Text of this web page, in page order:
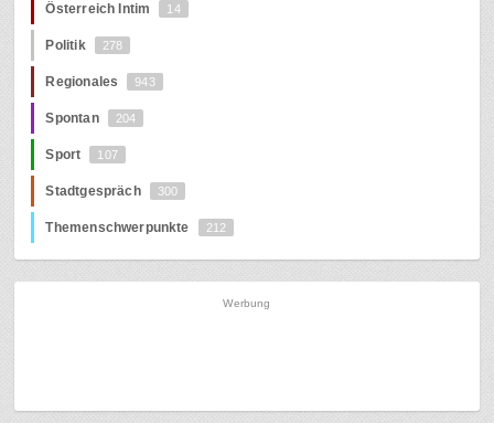
Österreich Intim 14
Politik 278
Regionales 943
Spontan 204
Sport 107
Stadtgespräch 300
Themenschwerpunkte 212
Werbung